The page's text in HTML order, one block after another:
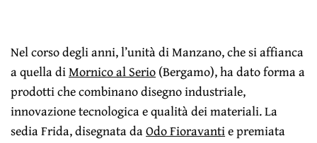
Nel corso degli anni, l’unità di Manzano, che si affianca
a quella diMornico al Serio(Bergamo), ha dato forma a
prodotti che combinano disegno industriale,
innovazione tecnologica e qualità dei materiali. La
sedia Frida, disegnata daOdo Fioravantie premiata